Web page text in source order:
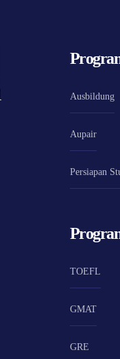
Ausbildung
Aupair
Persiapan
TOEFL
GMAT
GRE